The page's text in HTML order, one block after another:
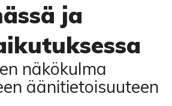
ja
näkökulma
äänitietoisuuteen